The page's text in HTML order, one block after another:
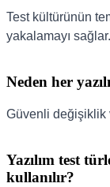
Test kültürünün
yakalamayı sağlar.
Neden her
Güvenli değişiklik
Yazılım test
kullanılır?